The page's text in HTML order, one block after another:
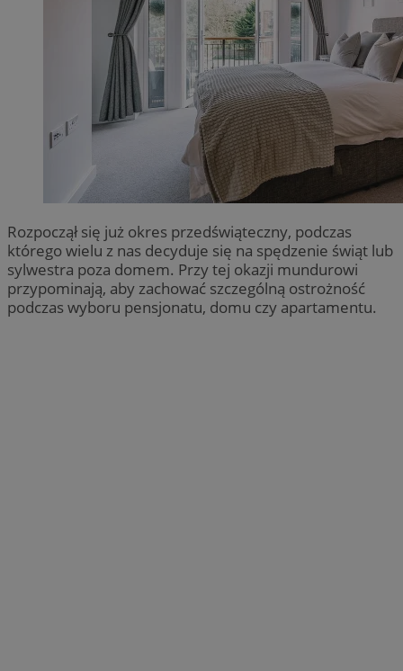
Rozpoczął się już okres przedświąteczny, podczas
którego wielu z nas decyduje się na spędzenie świąt lub
sylwestra poza domem. Przy tej okazji mundurowi
przypominają, aby zachować szczególną ostrożność
podczas wyboru pensjonatu, domu czy apartamentu.